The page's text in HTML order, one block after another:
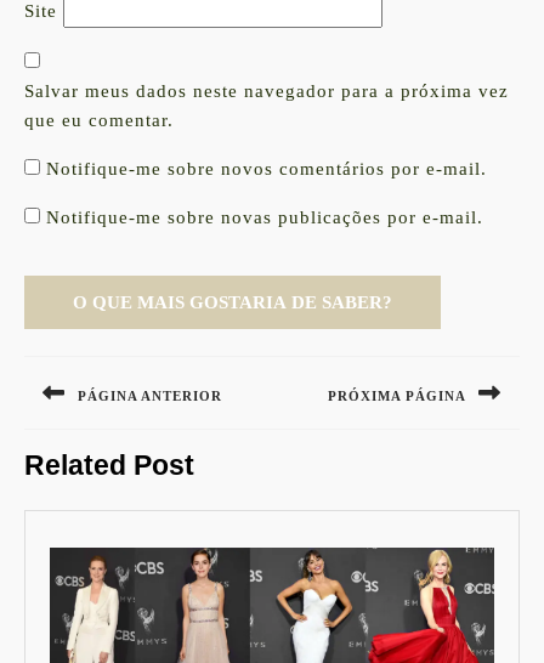
Site
Salvar meus dados neste navegador para a próxima vez
que eu comentar.
Notifique-me sobre novos comentários por e-mail.
Notifique-me sobre novas publicações por e-mail.
de
PÁGINA ANTERIOR
post:
PRÓXIMA PÁGINA
Related Post